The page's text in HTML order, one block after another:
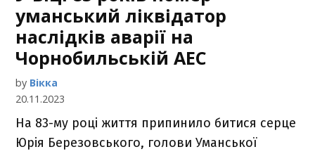
уманський ліквідатор
наслідків аварії на
Чорнобильській АЕС
by Вікка
20.11.2023
На 83-му році життя припинило битися серце
Юрія Березовського, голови Уманської